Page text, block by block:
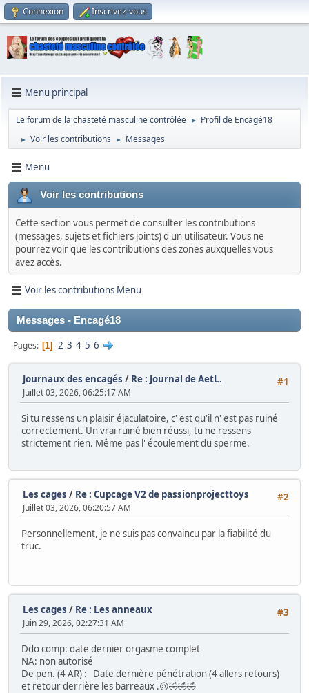
Connexion Inscrivez-vous
Menu principal
Le forum de la chasteté masculine contrôlée ► Profil de Encagé18
► Voir les contributions ► Messages
Menu
Voir les contributions
Cette section vous permet de consulter les contributions
(messages, sujets et fichiers joints) d'un utilisateur. Vous ne
pourrez voir que les contributions des zones auxquelles vous
avez accès.
Voir les contributions Menu
Messages - Encagé18
Pages 1 2 3 4 5 6
#1
Journaux des encagés / Re : Journal de AetL.
Juillet 03, 2026, 06:25:17 AM
Si tu ressens un plaisir éjaculatoire, c' est qu'il n' est pas ruiné
correctement. Un vrai ruiné bien réussi, tu ne ressens
strictement rien. Même pas l' écoulement du sperme.
#2
Les cages / Re : Cupcage V2 de passionprojecttoys
Juillet 03, 2026, 06:20:57 AM
Personnellement, je ne suis pas convaincu par la fiabilité du
truc.
#3
Les cages / Re : Les anneaux
Juin 29, 2026, 02:27:31 AM
Ddo comp: date dernier orgasme complet
NA: non autorisé
De pen. (4 AR) : Date dernière pénétration (4 allers retours)
et retour derrière les barreaux .😢🤣🤣🤣